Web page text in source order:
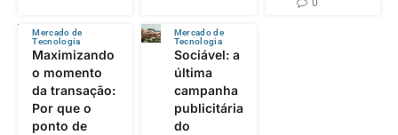
0
Mercado de
Tecnologia
Maximizando
o momento
da transação:
Por que o
ponto de
Mercado de
Tecnologia
Sociável: a
última
campanha
publicitária
do